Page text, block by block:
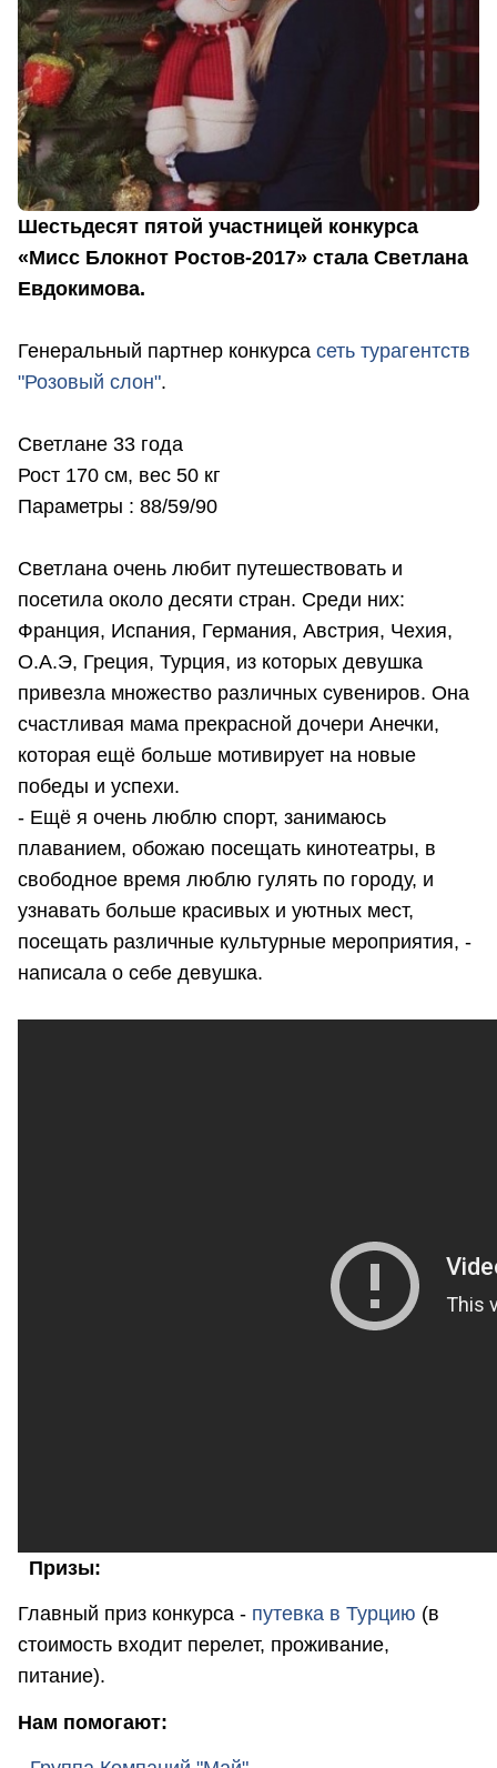
Шестьдесят пятой участницей конкурса
«Мисс Блокнот Ростов-2017» стала Светлана
Евдокимова.
Генеральный партнер конкурса сеть турагентств
"Розовый слон".
Светлане 33 года
Рост 170 см, вес 50 кг
Параметры : 88/59/90
Светлана очень любит путешествовать и
посетила около десяти стран. Среди них:
Франция, Испания, Германия, Австрия, Чехия,
О.А.Э, Греция, Турция, из которых девушка
привезла множество различных сувениров. Она
счастливая мама прекрасной дочери Анечки,
которая ещё больше мотивирует на новые
победы и успехи.
- Ещё я очень люблю спорт, занимаюсь
плаванием, обожаю посещать кинотеатры, в
свободное время люблю гулять по городу, и
узнавать больше красивых и уютных мест,
посещать различные культурные мероприятия, -
написала о себе девушка.
Призы:
Главный приз конкурса - путевка в Турцию (в
стоимость входит перелет, проживание,
питание).
Нам помогают: